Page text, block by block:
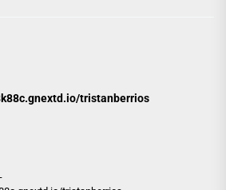
tristanberrios